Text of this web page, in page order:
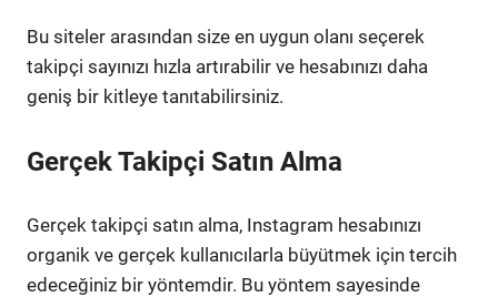
Bu siteler arasından size en uygun olanı seçerek
takipçi sayınızı hızla artırabilir ve hesabınızı daha
geniş bir kitleye tanıtabilirsiniz.
Gerçek Takipçi Satın Alma
Gerçek takipçi satın alma, Instagram hesabınızı
organik ve gerçek kullanıcılarla büyütmek için tercih
edeceğiniz bir yöntemdir. Bu yöntem sayesinde